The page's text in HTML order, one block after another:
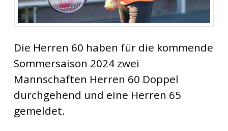
Die Herren 60 haben für die kommende
Sommersaison 2024 zwei
Mannschaften Herren 60 Doppel
durchgehend und eine Herren 65
gemeldet.